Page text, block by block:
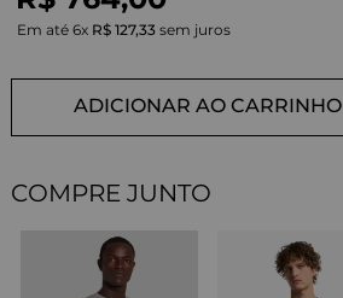
Em até 6x R$ 127,33 sem juros
ADICIONAR AO CARRINHO
COMPRE JUNTO